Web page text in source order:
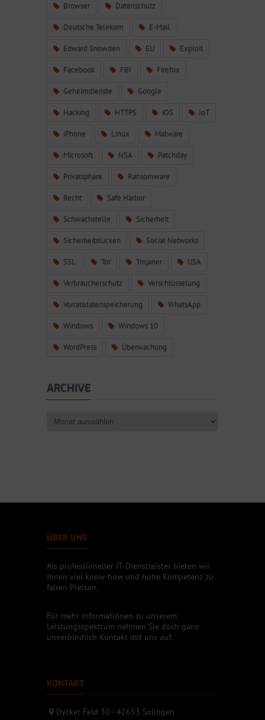
Browser Datenschutz
Deutsche Telekom E-Mail
Edward Snowden EU Exploit
Facebook FBI Firefox
Geheimdienste Google
Hacking HTTPS iOS IoT
iPhone Linux Malware
Microsoft NSA Patchday
Privatsphäre Ransomware
Recht Safe Harbor
Schwachstelle Sicherheit
Sicherheitslücken Social Networks
SSL Tor Trojaner USA
Verbraucherschutz Verschlüsselung
Vorratsdatenspeicherung WhatsApp
Windows Windows 10
WordPress Überwachung
ARCHIVE
ÜBER UNS
Als professioneller IT-Dienstleister bieten wir
Ihnen viel know-how und hohe Kompetenz zu
fairen Preisen.
Für mehr Informationen zu unserem
Leistungsspektrum nehmen Sie doch ganz
unverbindlich Kontakt mit uns auf.
KONTAKT
Dycker Feld 30 - 42653 Solingen